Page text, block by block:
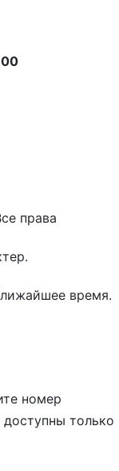
права
время.
номер
только